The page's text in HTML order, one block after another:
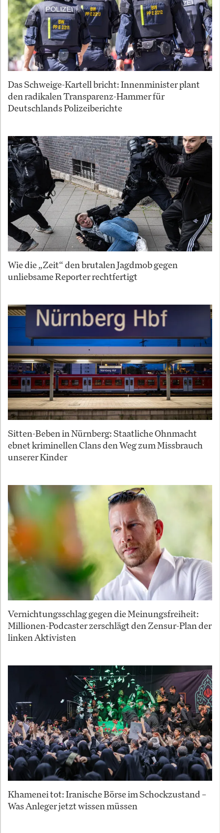
Das Schweige-Kartell bricht: Innenminister plant
den radikalen Transparenz-Hammer für
Deutschlands Polizeiberichte
Wie die „Zeit“ den brutalen Jagdmob gegen
unliebsame Reporter rechtfertigt
Sitten-Beben in Nürnberg: Staatliche Ohnmacht
ebnet kriminellen Clans den Weg zum Missbrauch
unserer Kinder
Vernichtungsschlag gegen die Meinungsfreiheit:
Millionen-Podcaster zerschlägt den Zensur-Plan der
linken Aktivisten
Khamenei tot: Iranische Börse im Schockzustand –
Was Anleger jetzt wissen müssen